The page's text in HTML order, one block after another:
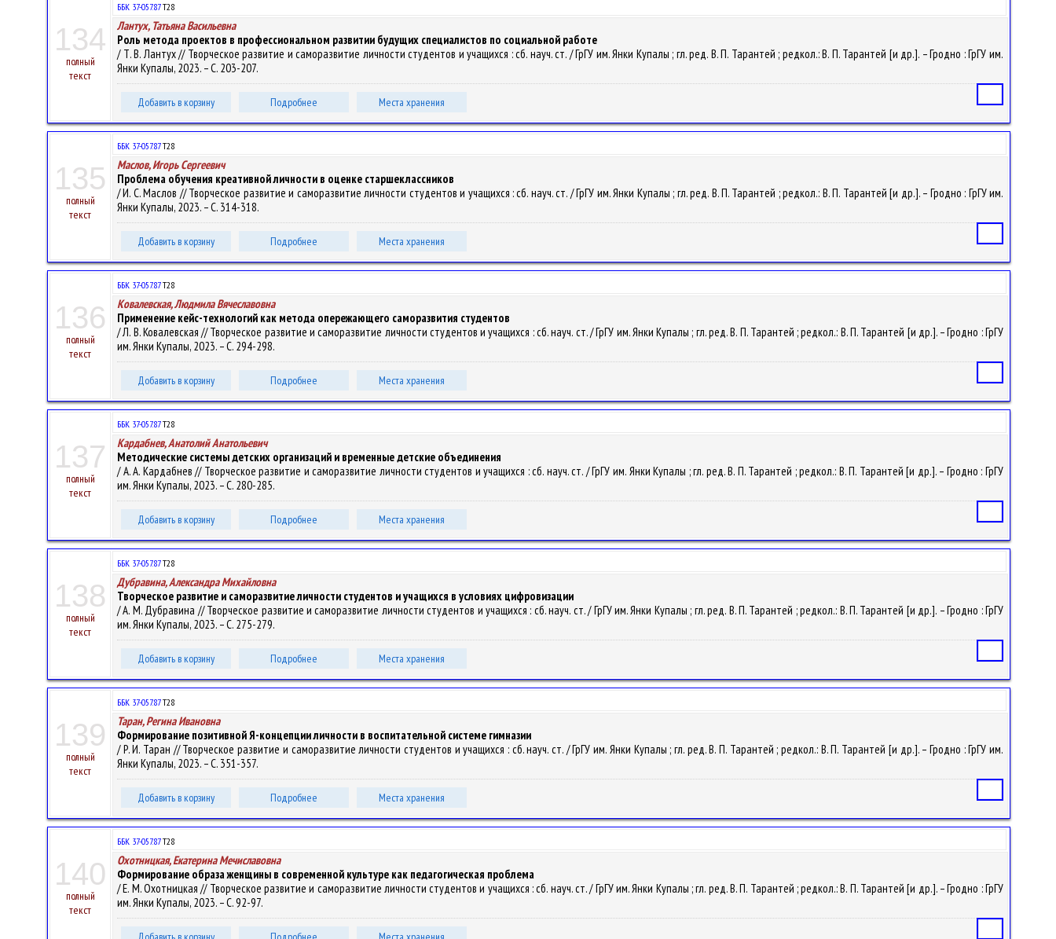
134
полный
текст
ББК 37-057.87Т28
Лантух, Татьяна Васильевна
Роль метода проектов в профессиональном развитии будущих специалистов по социальной работе
/ Т. В. Лантух // Творческое развитие и саморазвитие личности студентов и учащихся : сб. науч. ст. / ГрГУ им. Янки Купалы ; гл. ред. В. П. Тарантей ; редкол.: В. П. Тарантей [и др.]. – Гродно : ГрГУ им.
Янки Купалы, 2023. – С. 203-207.
Добавить в корзину Подробнее Места хранения
135
полный
текст
ББК 37-057.87Т28
Маслов, Игорь Сергеевич
Проблема обучения креативной личности в оценке старшеклассников
/ И. С. Маслов // Творческое развитие и саморазвитие личности студентов и учащихся : сб. науч. ст. / ГрГУ им. Янки Купалы ; гл. ред. В. П. Тарантей ; редкол.: В. П. Тарантей [и др.]. – Гродно : ГрГУ им.
Янки Купалы, 2023. – С. 314-318.
Добавить в корзину Подробнее Места хранения
136
полный
текст
ББК 37-057.87Т28
Ковалевская, Людмила Вячеславовна
Применение кейс-технологий как метода опережающего саморазвития студентов
/ Л. В. Ковалевская // Творческое развитие и саморазвитие личности студентов и учащихся : сб. науч. ст. / ГрГУ им. Янки Купалы ; гл. ред. В. П. Тарантей ; редкол.: В. П. Тарантей [и др.]. – Гродно : ГрГУ
им. Янки Купалы, 2023. – С. 294-298.
Добавить в корзину Подробнее Места хранения
137
полный
текст
ББК 37-057.87Т28
Кардабнев, Анатолий Анатольевич
Методические системы детских организаций и временные детские объединения
/ А. А. Кардабнев // Творческое развитие и саморазвитие личности студентов и учащихся : сб. науч. ст. / ГрГУ им. Янки Купалы ; гл. ред. В. П. Тарантей ; редкол.: В. П. Тарантей [и др.]. – Гродно : ГрГУ
им. Янки Купалы, 2023. – С. 280-285.
Добавить в корзину Подробнее Места хранения
138
полный
текст
ББК 37-057.87Т28
Дубравина, Александра Михайловна
Творческое развитие и саморазвитие личности студентов и учащихся в условиях цифровизации
/ А. М. Дубравина // Творческое развитие и саморазвитие личности студентов и учащихся : сб. науч. ст. / ГрГУ им. Янки Купалы ; гл. ред. В. П. Тарантей ; редкол.: В. П. Тарантей [и др.]. – Гродно : ГрГУ
им. Янки Купалы, 2023. – С. 275-279.
Добавить в корзину Подробнее Места хранения
139
полный
текст
ББК 37-057.87Т28
Таран, Регина Ивановна
Формирование позитивной Я-концепции личности в воспитательной системе гимназии
/ Р. И. Таран // Творческое развитие и саморазвитие личности студентов и учащихся : сб. науч. ст. / ГрГУ им. Янки Купалы ; гл. ред. В. П. Тарантей ; редкол.: В. П. Тарантей [и др.]. – Гродно : ГрГУ им.
Янки Купалы, 2023. – С. 351-357.
Добавить в корзину Подробнее Места хранения
140
полный
текст
ББК 37-057.87Т28
Охотницкая, Екатерина Мечиславовна
Формирование образа женщины в современной культуре как педагогическая проблема
/ Е. М. Охотницкая // Творческое развитие и саморазвитие личности студентов и учащихся : сб. науч. ст. / ГрГУ им. Янки Купалы ; гл. ред. В. П. Тарантей ; редкол.: В. П. Тарантей [и др.]. – Гродно : ГрГУ
им. Янки Купалы, 2023. – С. 92-97.